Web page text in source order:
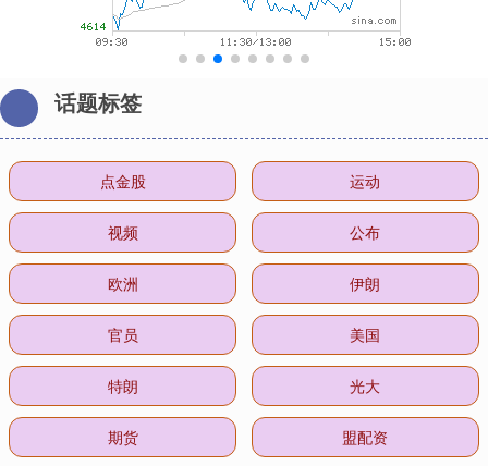
话题标签
点金股 运动
视频 公布
欧洲 伊朗
官员 美国
特朗 光大
期货 盟配资